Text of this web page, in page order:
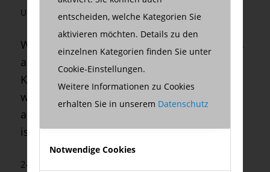
entscheiden, welche Kategorien Sie
aktivieren möchten. Details zu den
einzelnen Kategorien finden Sie unter
Cookie-Einstellungen.
Weitere Informationen zu Cookies
erhalten Sie in unserem Datenschutz
Notwendige Cookies
UNTERNEHMERPROFILE
Wegen Jochen Paul sind am Ende des Tages
alle zufrieden. Der Countdown für seine
Kunden startet täglich um 12 Uhr mittags,
wenn in ihren Postfächern sein Newsletter
ankommt. Und das wirklich verrückte daran
ist, dass viele von ihnen schon…
24. Februar 2015